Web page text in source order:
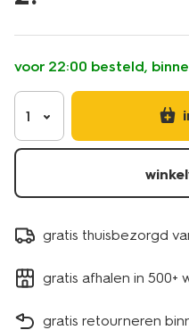
prinses-
-8-
stuks-
14250387.html
voor 22:00 besteld,
1
gratis thuisbezorgd
gratis afhalen in 500+
gratis retourneren